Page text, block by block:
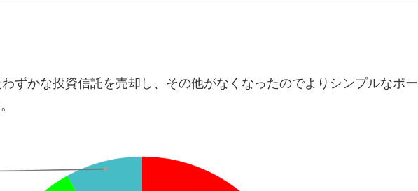
ずかな投資信託を売却し、その他がなくなったのでよりシンプルなポー